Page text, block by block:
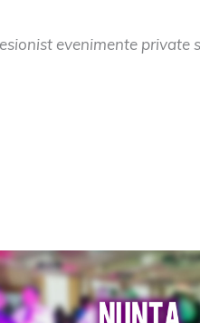
evenimente private